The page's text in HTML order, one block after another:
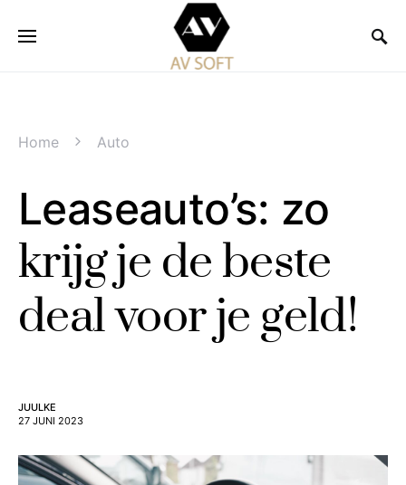
Home Auto
Leaseauto’s: zo
krijg je de beste
deal voor je geld!
JUULKE
27 JUNI 2023